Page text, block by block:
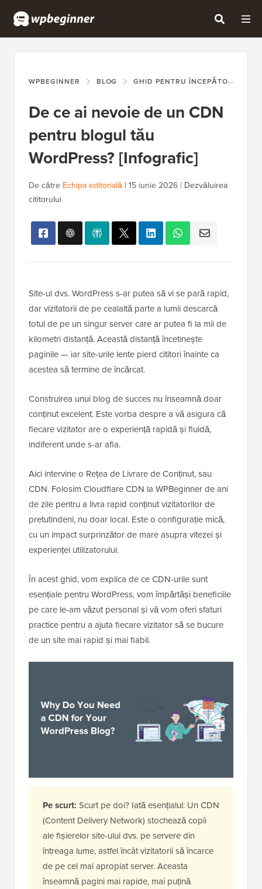
WPBEGINNER BLOG GHID PENTRU ÎNCEPĂTORI
De ce ai nevoie de un CDN
pentru blogul tău
WordPress? [Infografic]
De către Echipa editorială | 15 iunie 2026 | Dezvăluirea
cititorului
Site-ul dvs. WordPress s-ar putea să vi se pară rapid,
dar vizitatorii de pe cealaltă parte a lumii descarcă
totul de pe un singur server care ar putea fi la mii de
kilometri distanță. Această distanță încetinește
paginile — iar site-urile lente pierd cititori înainte ca
acestea să termine de încărcat.
Construirea unui blog de succes nu înseamnă doar
conținut excelent. Este vorba despre a vă asigura că
fiecare vizitator are o experiență rapidă și fluidă,
indiferent unde s-ar afla.
Aici intervine o Rețea de Livrare de Conținut, sau
CDN. Folosim Cloudflare CDN la WPBeginner de ani
de zile pentru a livra rapid conținut vizitatorilor de
pretutindeni, nu doar local. Este o configurație mică,
cu un impact surprinzător de mare asupra vitezei și
experienței utilizatorului.
În acest ghid, vom explica de ce CDN-urile sunt
esențiale pentru WordPress, vom împărtăși beneficiile
pe care le-am văzut personal și vă vom oferi sfaturi
practice pentru a ajuta fiecare vizitator să se bucure
de un site mai rapid și mai fiabil.
Pe scurt: Scurt pe doi? Iată esențialul: Un CDN
(Content Delivery Network) stochează copii
ale fișierelor site-ului dvs. pe servere din
întreaga lume, astfel încât vizitatorii să încarce
de pe cel mai apropiat server. Aceasta
înseamnă pagini mai rapide, mai puțină